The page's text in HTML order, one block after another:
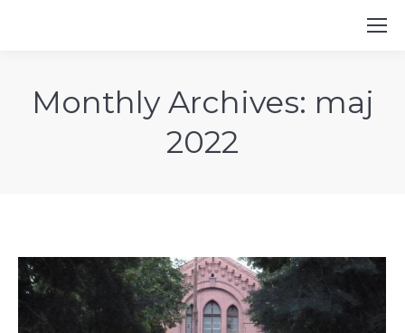
Monthly Archives: maj
2022